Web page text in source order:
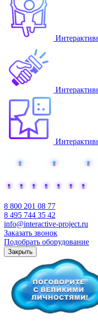
8 800 201 08 77
8 495 744 35 42
info@interactive-project.ru
Заказать звонок
Подобрать оборудование
Закрыть